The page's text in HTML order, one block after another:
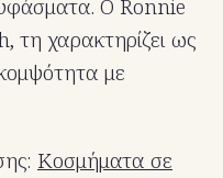
Ο Ronnie
τη χαρακτηρίζει ως
με
Κοσμήματα σε